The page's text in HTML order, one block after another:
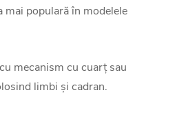
mai populară în modelele
mecanism cu cuarț sau
limbi și cadran.